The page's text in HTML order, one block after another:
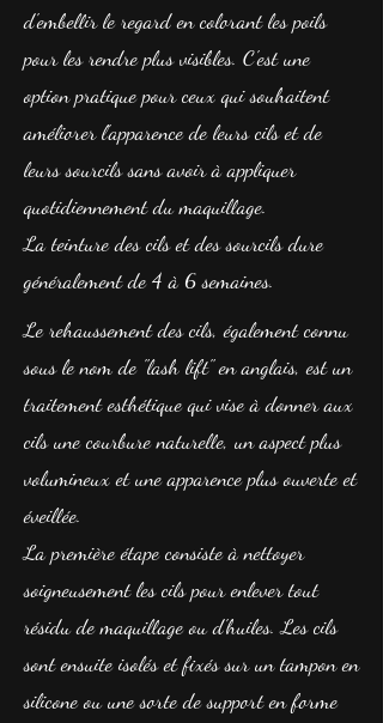
d'embellir le regard en colorant les poils
pour les rendre plus visibles. C'est une
option pratique pour ceux qui souhaitent
améliorer l'apparence de leurs cils et de
leurs sourcils sans avoir à appliquer
quotidiennement du maquillage.
La teinture des cils et des sourcils dure
généralement de 4 à 6 semaines.
Le rehaussement des cils, également connu
sous le nom de "lash lift" en anglais, est un
traitement esthétique qui vise à donner aux
cils une courbure naturelle, un aspect plus
volumineux et une apparence plus ouverte et
éveillée.
La première étape consiste à nettoyer
soigneusement les cils pour enlever tout
résidu de maquillage ou d'huiles. Les cils
sont ensuite isolés et fixés sur un tampon en
silicone ou une sorte de support en forme